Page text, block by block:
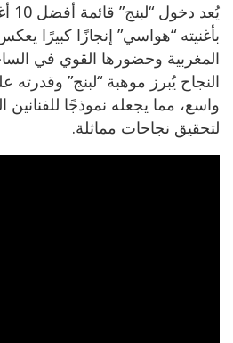
بأغنيته “هواسي” إنجازًا كبيرًا
المغربية وحضورها القوي في
النجاح يُبرز موهبة “لبنج”
واسع، مما يجعله نموذجًا
لتحقيق نجاحات مماثلة.